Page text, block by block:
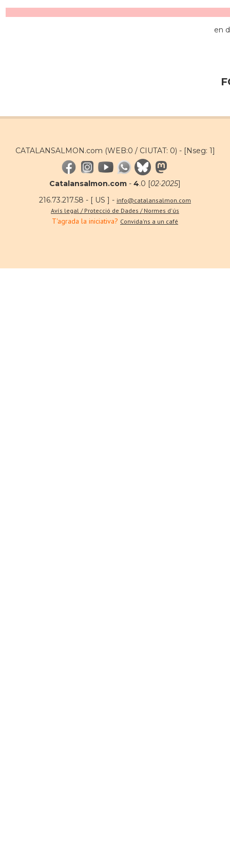
en
CATALANSALMON.com (WEB:0 / CIUTAT: 0) - [Nseg: 1]
Catalansalmon.com - 4.0 [02·2025]
216.73.217.58 - [ US ] - info@catalansalmon.com
Avís legal / Protecció de Dades / Normes d'ús
T'agrada la iniciativa? Convida'ns a un café